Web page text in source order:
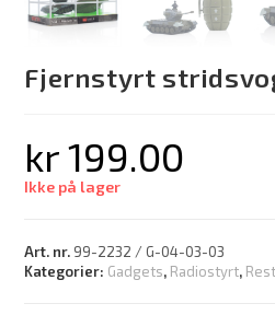
Fjernstyrt
kr199.00
Ikke på lager
Art. nr. 99-2232 / G-04-03-03
Kategorier: Gadgets, Radiostyrt,